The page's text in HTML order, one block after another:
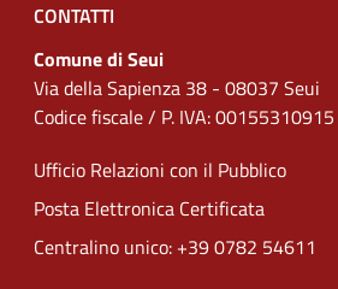
CONTATTI
Comune di Seui
Via della Sapienza 38 - 08037 Seui
Codice fiscale / P. IVA: 00155310915
Ufficio Relazioni con il Pubblico
Posta Elettronica Certificata
Centralino unico: +39 0782 54611